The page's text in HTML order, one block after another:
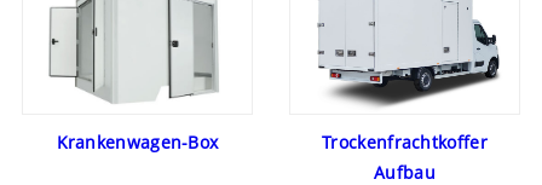
Krankenwagen-Box
Trockenfrachtkoffer
Aufbau